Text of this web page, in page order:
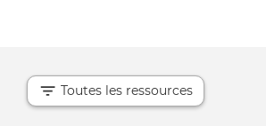
Toutes les ressources